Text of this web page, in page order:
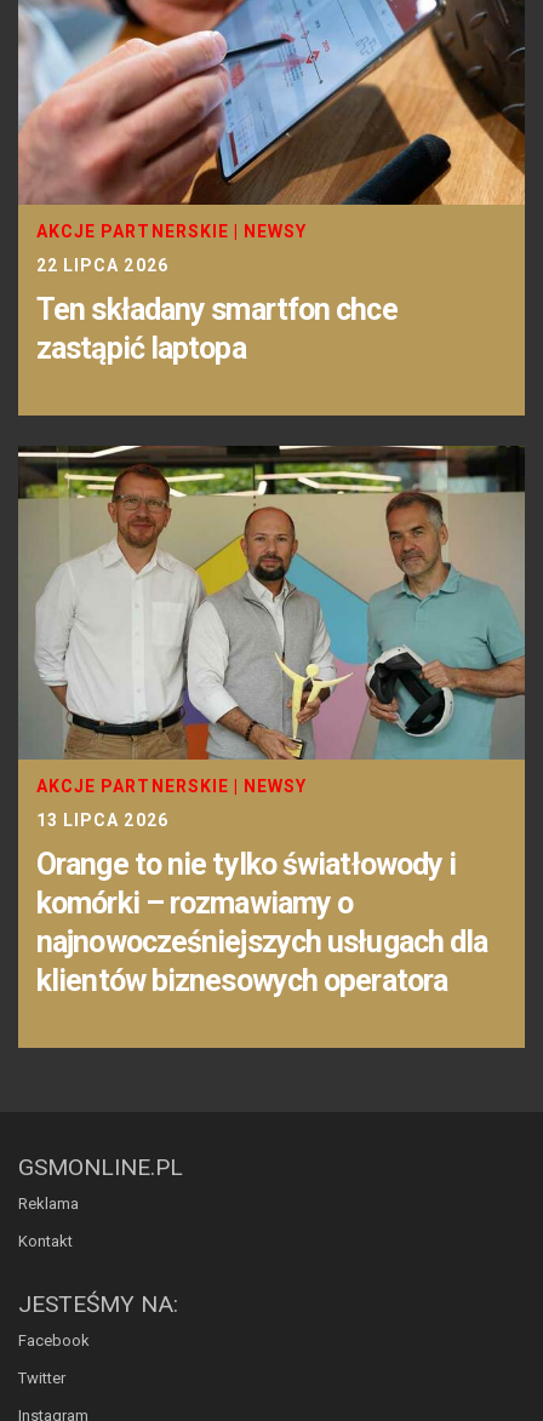
AKCJE PARTNERSKIE
NEWSY
22 LIPCA 2026
Ten składany smartfon chce
zastąpić laptopa
AKCJE PARTNERSKIE
NEWSY
13 LIPCA 2026
Orange to nie tylko światłowody i
komórki – rozmawiamy o
najnowocześniejszych usługach dla
klientów biznesowych operatora
GSMONLINE.PL
Reklama
Kontakt
JESTEŚMY NA:
Facebook
Twitter
Instagram